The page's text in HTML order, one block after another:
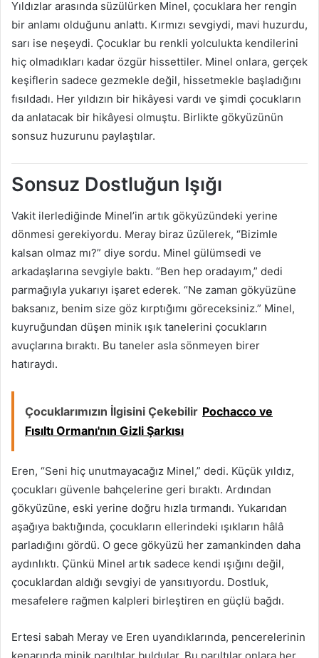
Yıldızlar arasında süzülürken Minel, çocuklara her rengin
bir anlamı olduğunu anlattı. Kırmızı sevgiydi, mavi huzurdu,
sarı ise neşeydi. Çocuklar bu renkli yolculukta kendilerini
hiç olmadıkları kadar özgür hissettiler. Minel onlara, gerçek
keşiflerin sadece gezmekle değil, hissetmekle başladığını
fısıldadı. Her yıldızın bir hikâyesi vardı ve şimdi çocukların
da anlatacak bir hikâyesi olmuştu. Birlikte gökyüzünün
sonsuz huzurunu paylaştılar.
Sonsuz Dostluğun Işığı
Vakit ilerlediğinde Minel’in artık gökyüzündeki yerine
dönmesi gerekiyordu. Meray biraz üzülerek, “Bizimle
kalsan olmaz mı?” diye sordu. Minel gülümsedi ve
arkadaşlarına sevgiyle baktı. “Ben hep oradayım,” dedi
parmağıyla yukarıyı işaret ederek. “Ne zaman gökyüzüne
baksanız, benim size göz kırptığımı göreceksiniz.” Minel,
kuyruğundan düşen minik ışık tanelerini çocukların
avuçlarına bıraktı. Bu taneler asla sönmeyen birer
hatıraydı.
Çocuklarımızın İlgisini Çekebilir Pochacco ve
Fısıltı Ormanı'nın Gizli Şarkısı
Eren, “Seni hiç unutmayacağız Minel,” dedi. Küçük yıldız,
çocukları güvenle bahçelerine geri bıraktı. Ardından
gökyüzüne, eski yerine doğru hızla tırmandı. Yukarıdan
aşağıya baktığında, çocukların ellerindeki ışıkların hâlâ
parladığını gördü. O gece gökyüzü her zamankinden daha
aydınlıktı. Çünkü Minel artık sadece kendi ışığını değil,
çocuklardan aldığı sevgiyi de yansıtıyordu. Dostluk,
mesafelere rağmen kalpleri birleştiren en güçlü bağdı.
Ertesi sabah Meray ve Eren uyandıklarında, pencerelerinin